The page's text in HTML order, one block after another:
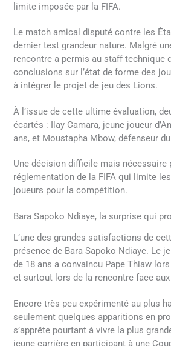
limite imposée par la FIFA.
Le match amical disputé contre les
dernier test grandeur nature. Malgré
rencontre a permis au staff technique
conclusions sur l’état de forme des
à intégrer le projet de jeu des Lions.
À l’issue de cette ultime évaluation,
écartés : Ilay Camara, jeune joueur
ans, et Moustapha Mbow, défenseur
Une décision difficile mais nécessaire
réglementation de la FIFA qui limite
joueurs pour la compétition.
Bara Sapoko Ndiaye, la surprise qui
L’une des grandes satisfactions de
présence de Bara Sapoko Ndiaye. Le
de 18 ans a convaincu Pape Thiaw
et surtout lors de la rencontre face
Encore très peu expérimenté au plus
seulement quelques apparitions en
s’apprête pourtant à vivre la plus
jeune carrière en participant à une